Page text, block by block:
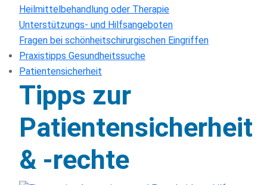
Heilmittelbehandlung oder Therapie
Unterstützungs- und Hilfsangeboten
Fragen bei schönheitschirurgischen Eingriffen
Praxistipps Gesundheitssuche
Patientensicherheit
Tipps zur
Patientensicherheit
& -rechte